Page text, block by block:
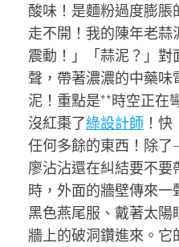
酸味！是麵粉過度膨脹
走不開！我的陳年老
震動！」「蒜泥？」對
聲，帶著濃濃的中藥
泥！重點是**時空正在
沒紅棗了綠設計師 ！
任何多餘的東西！除
廖沾沾還在糾結要不
時，外面的牆壁傳來
黑色燕尾服、戴著太
牆上的破洞鑽進來。它